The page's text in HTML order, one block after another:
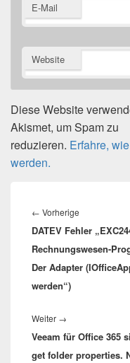
E-Mail
Website
Diese Website
Akismet, um Spam zu
reduzieren. Erfahre,
werden.
← Vorherige
Beitrag:
DATEV Fehler
Rechnungswesen-
Der Adapter
werden“)
Weiter →
Beitrag:
Veeam für Office 365
get folder properties.